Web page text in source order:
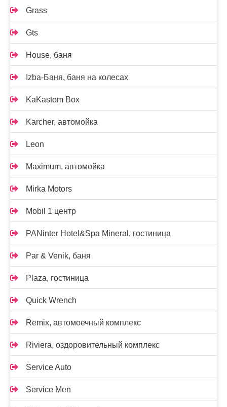
Grass
Gts
House, баня
Izba-Баня, баня на колесах
KaKastom Box
Karcher, автомойка
Leon
Maximum, автомойка
Mirka Motors
Mobil 1 центр
PANinter Hotel&Spa Mineral, гостиница
Par & Venik, баня
Plaza, гостиница
Quick Wrench
Remix, автомоечный комплекс
Riviera, оздоровительный комплекс
Service Auto
Service Men